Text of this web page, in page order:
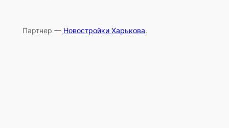
Партнер — Новостройки Харькова.